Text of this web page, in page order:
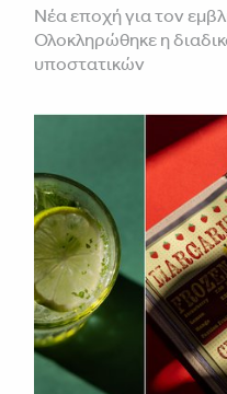
Νέα εποχή για τον
Ολοκληρώθηκε η
υποστατικών